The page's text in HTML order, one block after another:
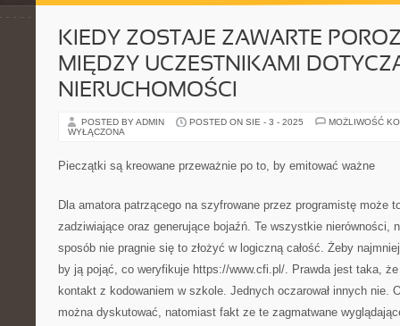
KIEDY ZOSTAJE ZAWARTE
MIĘDZY UCZESTNIKAMI
NIERUCHOMOŚCI
POSTED BY ADMIN POSTED ON SIE - 3 - 2025
MOŻLIWOŚĆ
WYŁĄCZONA
Pieczątki są kreowane przeważnie po to, by emitować ważne
Dla amatora patrzącego na szyfrowane przez programistę może
zadziwiające oraz generujące bojaźń. Te wszystkie nierówności,
sposób nie pragnie się to złożyć w logiczną całość. Żeby
by ją pojąć, co weryfikuje https://www.cfi.pl/. Prawda jest taka,
kontakt z kodowaniem w szkole. Jednych oczarował innych nie.
można dyskutować, natomiast fakt ze te zagmatwane